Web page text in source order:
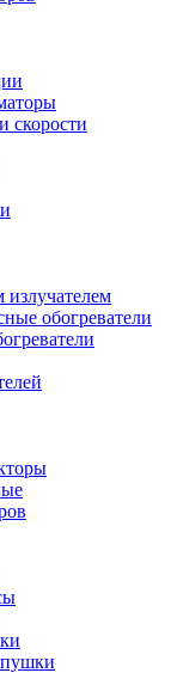
скорости
обогреватели
пушки